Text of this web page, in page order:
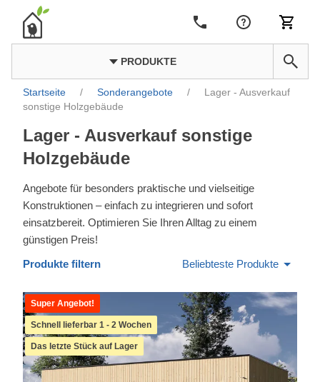
PRODUKTE
Startseite / Sonderangebote /
Lager - Ausverkauf
sonstige Holzgebäude
Lager - Ausverkauf sonstige
Holzgebäude
Angebote für besonders praktische und vielseitige
Konstruktionen – einfach zu integrieren und sofort
einsatzbereit. Optimieren Sie Ihren Alltag zu einem
günstigen Preis!
Produkte filtern Beliebteste Produkte
Super Angebot!
Schnell lieferbar 1 - 2 Wochen
Das letzte Stück auf Lager